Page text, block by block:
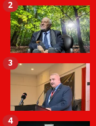
2
3
4